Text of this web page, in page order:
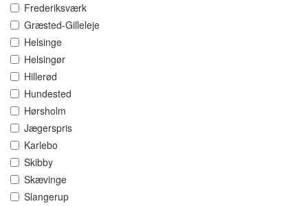
Frederiksværk
Græsted-Gilleleje
Helsinge
Helsingør
Hillerød
Hundested
Hørsholm
Jægerspris
Karlebo
Skibby
Skævinge
Slangerup